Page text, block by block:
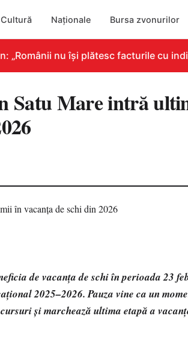
Cultură Naționale Bursa zvonurilor
„Românii nu își plătesc facturile cu
Satu Mare intră
de vacanța de schi în perioada 23
2025–2026. Pauza vine ca un
și marchează ultima etapă a